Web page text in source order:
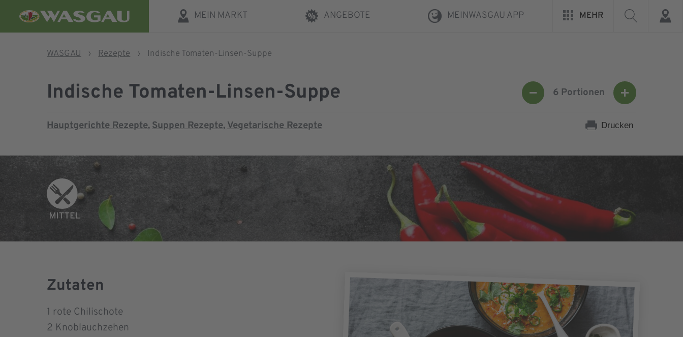
MEIN MARKT ANGEBOTE MEINWASGAU APP MEHR
WASGAU › Rezepte › Indische Tomaten-Linsen-Suppe
Indische Tomaten-Linsen-Suppe 6 Portionen
Hauptgerichte Rezepte,Suppen Rezepte,Vegetarische Rezepte Drucken
Zutaten
1 rote Chilischote
2 Knoblauchzehen